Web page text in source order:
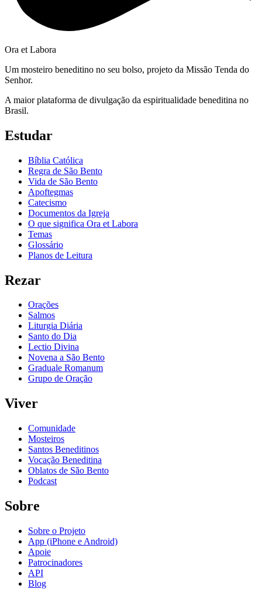
Ora et Labora
Um mosteiro beneditino no seu bolso, projeto da Missão Tenda do
Senhor.
A maior plataforma de divulgação da espiritualidade beneditina no
Brasil.
Estudar
Bíblia Católica
Regra de São Bento
Vida de São Bento
Apoftegmas
Catecismo
Documentos da Igreja
O que significa Ora et Labora
Temas
Glossário
Planos de Leitura
Rezar
Orações
Salmos
Liturgia Diária
Santo do Dia
Lectio Divina
Novena a São Bento
Graduale Romanum
Grupo de Oração
Viver
Comunidade
Mosteiros
Santos Beneditinos
Vocação Beneditina
Oblatos de São Bento
Podcast
Sobre
Sobre o Projeto
App (iPhone e Android)
Apoie
Patrocinadores
API
Blog